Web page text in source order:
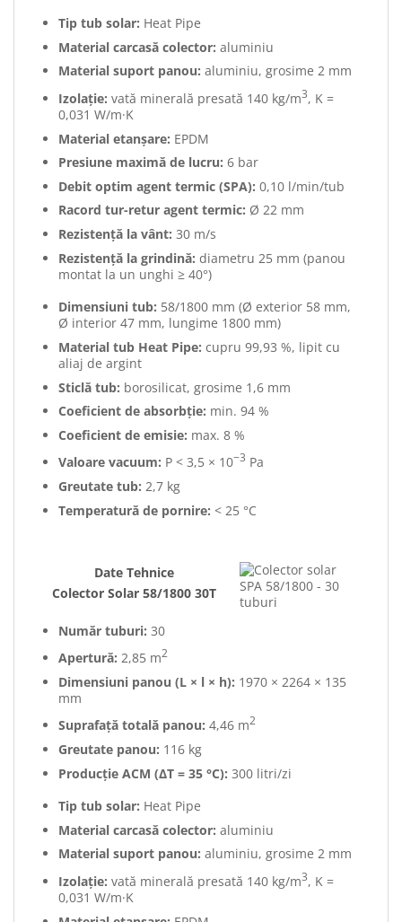
Tip tub solar: Heat Pipe
Material carcasă colector: aluminiu
Material suport panou: aluminiu, grosime 2 mm
Izolație: vată minerală presată 140 kg/m3, K =
0,031 W/m·K
Material etanșare: EPDM
Presiune maximă de lucru: 6 bar
Debit optim agent termic (SPA): 0,10 l/min/tub
Racord tur-retur agent termic: Ø 22 mm
Rezistență la vânt: 30 m/s
Rezistență la grindină: diametru 25 mm (panou
montat la un unghi ≥ 40°)
Dimensiuni tub: 58/1800 mm (Ø exterior 58 mm,
Ø interior 47 mm, lungime 1800 mm)
Material tub Heat Pipe: cupru 99,93 %, lipit cu
aliaj de argint
Sticlă tub: borosilicat, grosime 1,6 mm
Coeficient de absorbție: min. 94 %
Coeficient de emisie: max. 8 %
Valoare vacuum: P < 3,5 × 10−3 Pa
Greutate tub: 2,7 kg
Temperatură de pornire: < 25 °C
Date Tehnice
Colector Solar 58/1800 30T
Număr tuburi: 30
Apertură: 2,85 m2
Dimensiuni panou (L × l × h): 1970 × 2264 × 135
mm
Suprafață totală panou: 4,46 m2
Greutate panou: 116 kg
Producție ACM (ΔT = 35 °C): 300 litri/zi
Tip tub solar: Heat Pipe
Material carcasă colector: aluminiu
Material suport panou: aluminiu, grosime 2 mm
Izolație: vată minerală presată 140 kg/m3, K =
0,031 W/m·K